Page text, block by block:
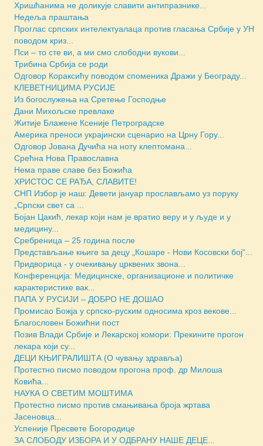
Хришћанима не доликује славити антипразнике...
Недеља праштања
Проглас српских интелектуалаца против гласања Србије у УН
поводом криз...
Пси – то сте ви, а ми смо слободни вукови...
Трибина Србија се роди
Одговор Кораксићу поводом споменика Дражи у Београду...
КЛЕВЕТНИЦИМА РУСИЈЕ
Из богослужења на Сретење Господње
Дани Михољске превлаке
Житије Блажене Ксеније Петроградске
Америка преноси украјински сценарио на Црну Гору...
Одговор Јована Дучића на ноту клептомана...
Срећна Нова Православна
Нема праве славе без Божића
ХРИСТОС СЕ РАЂА, СЛАВИТЕ!
СНП Избор је наш: Девети јануар прослављамо уз поруку
„Српски свет са ...
Бојан Цакић, лекар који нам је вратио веру и у људе и у
медицину...
Сребреница – 25 година после
Представљање књиге за децу „Кошаре - Нови Косовски бој“...
Придворица - у очекивању црквених звона...
Конференција: Медицинске, организационе и политичке
карактеристике вак...
ПАПА У РУСИЈИ – ДОБРО НЕ ДОШАО
Промисао Божја у српско-руским односима кроз векове...
Благословен Божићни пост
Позив Влади Србије и Лекарској комори: Прекините прогон
лекара који су...
ДЕЦИ КЊИГРАЛИШТА (О чувању здравља)
Протестно писмо поводом прогона проф. др Милоша
Ковића...
НАУКА О СВЕТИМ МОШТИМА
Протестно писмо против смањивања броја жртава
Јасеновца...
Успеније Пресвете Богородице
ЗА СЛОБОДУ ИЗБОРА И У ОДБРАНУ НАШЕ ДЕЦЕ...